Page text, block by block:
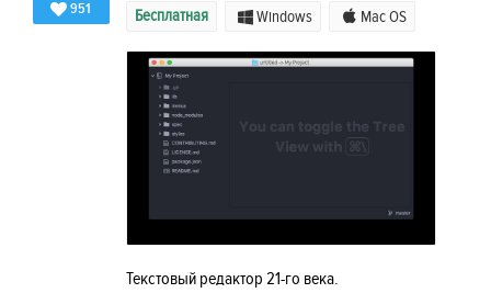
951 Бесплатная Windows Mac OS
Текстовый редактор 21-го века.